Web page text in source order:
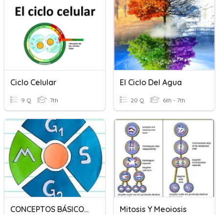
Ciclo Celular
9 Q 7th
El Ciclo Del Agua
20 Q 6th - 7th
CONCEPTOS BÁSICOS DEL CICLO CELULAR Mitosis Y Meoiosis